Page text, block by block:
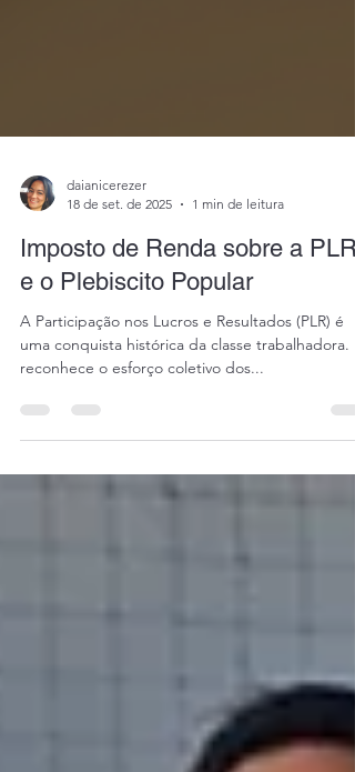
18 de set. de 2025
1 min de leitura
Imposto de Renda sobre a PLR
e o Plebiscito Popular
A Participação nos Lucros e Resultados (PLR) é
reconhece o esforço coletivo dos...